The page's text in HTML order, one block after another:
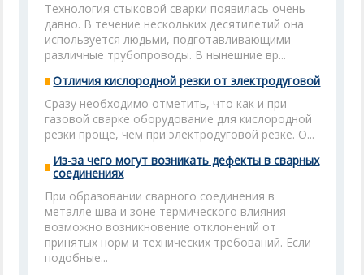
Технология стыковой сварки появилась очень
давно. В течение нескольких десятилетий она
используется людьми, подготавливающими
различные трубопроводы. В нынешние вр...
Отличия кислородной резки от электродуговой
Сразу необходимо отметить, что как и при
газовой сварке оборудование для кислородной
резки проще, чем при электродуговой резке. О...
Из-за чего могут возникать дефекты в сварных
соединениях
При образовании сварного соединения в
металле шва и зоне термического влияния
возможно возникновение отклонений от
принятых норм и технических требований. Если
подобные...